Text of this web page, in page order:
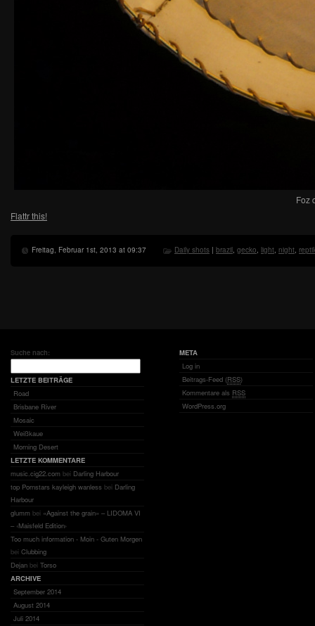
Foz
Flattr this!
Freitag, Februar 1st, 2013 at 09:37 Daily shots | brazil, gecko, light, night,
Suche nach:
LETZTE BEITRÄGE
Road
Brisbane River
Mosaic
Weißkaue
Morning Desert
LETZTE KOMMENTARE
music.cig22.com bei Darling Harbour
top Pornstars kayleigh wanless bei Darling
Harbour
glumm bei «Against the grain» – LIDOMA VI
– ‹Maisfeld Edition›
Too much information - Moin - Guten Morgen
bei Clubbing
Dejan bei Torso
ARCHIVE
September 2014
August 2014
Juli 2014
META
Log in
Beitrags-Feed (RSS)
Kommentare als RSS
WordPress.org